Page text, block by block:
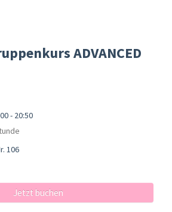
ADVANCED
- 20:50
106
Jetzt buchen